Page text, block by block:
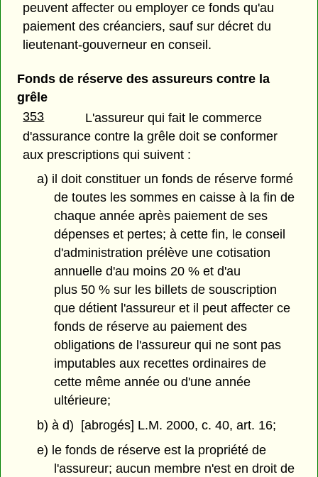
peuvent affecter ou employer ce fonds qu'au
paiement des créanciers, sauf sur décret du
lieutenant-gouverneur en conseil.
Fonds de réserve des assureurs contre la
grêle
353
L'assureur qui fait le commerce
d'assurance contre la grêle doit se conformer
aux prescriptions qui suivent :
a) il doit constituer un fonds de réserve formé
de toutes les sommes en caisse à la fin de
chaque année après paiement de ses
dépenses et pertes; à cette fin, le conseil
d'administration prélève une cotisation
annuelle d'au moins 20 % et d'au
plus 50 % sur les billets de souscription
que détient l'assureur et il peut affecter ce
fonds de réserve au paiement des
obligations de l'assureur qui ne sont pas
imputables aux recettes ordinaires de
cette même année ou d'une année
ultérieure;
b) à d) [abrogés] L.M. 2000, c. 40, art. 16;
e) le fonds de réserve est la propriété de
l'assureur; aucun membre n'est en droit de